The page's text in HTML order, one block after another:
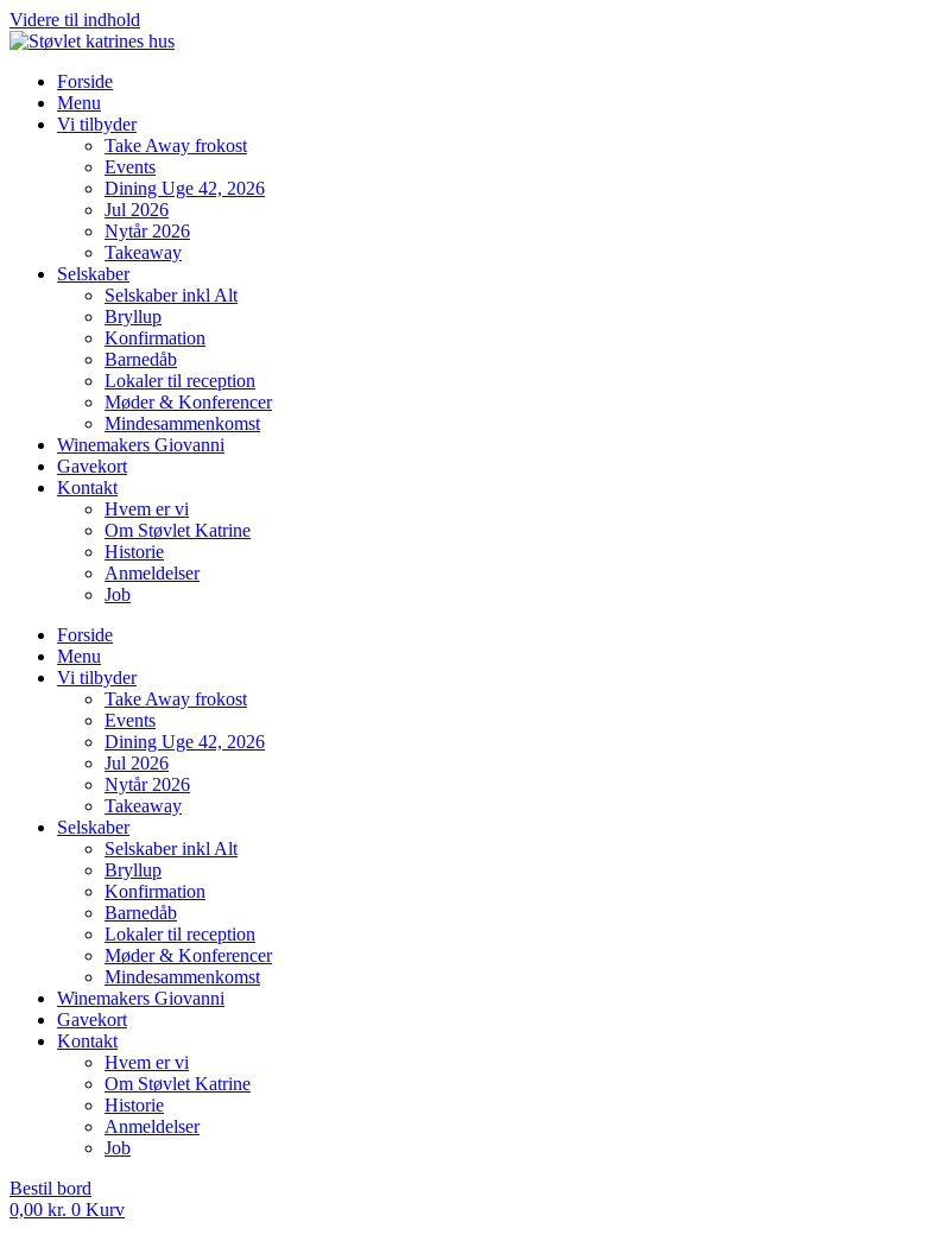
Videre til indhold
Forside
Menu
Vi tilbyder
Take Away frokost
Events
Dining Uge 42, 2026
Jul 2026
Nytår 2026
Takeaway
Selskaber
Selskaber inkl Alt
Bryllup
Konfirmation
Barnedåb
Lokaler til reception
Møder & Konferencer
Mindesammenkomst
Winemakers Giovanni
Gavekort
Kontakt
Hvem er vi
Om Støvlet Katrine
Historie
Anmeldelser
Job
Forside
Menu
Vi tilbyder
Take Away frokost
Events
Dining Uge 42, 2026
Jul 2026
Nytår 2026
Takeaway
Selskaber
Selskaber inkl Alt
Bryllup
Konfirmation
Barnedåb
Lokaler til reception
Møder & Konferencer
Mindesammenkomst
Winemakers Giovanni
Gavekort
Kontakt
Hvem er vi
Om Støvlet Katrine
Historie
Anmeldelser
Job
Bestil bord
0,00 kr. 0 Kurv